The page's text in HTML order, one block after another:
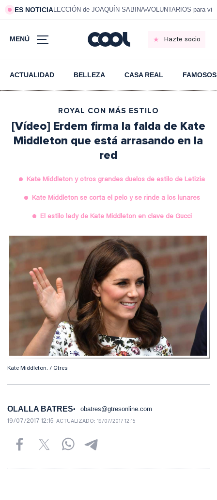
ES NOTICIALECCIÓN de JOAQUÍN SABINA VOLUNTARIOS para
MENÚ Hazte socio
ACTUALIDAD BELLEZA CASA REAL FAMOSOS
ROYAL CON MÁS ESTILO
[Vídeo] Erdem firma la falda de Kate
Middleton que está arrasando en la
red
Kate Middleton y otros grandes duelos de estilo de Letizia
Kate Middleton se corta el pelo y se rinde a los lunares
El estilo lady de Kate Middleton en clave de Gucci
Kate Middleton. / Gtres
OLALLA BATRES obatres@gtresonline.com
19/07/2017 12:15 ACTUALIZADO: 19/07/2017 12:15